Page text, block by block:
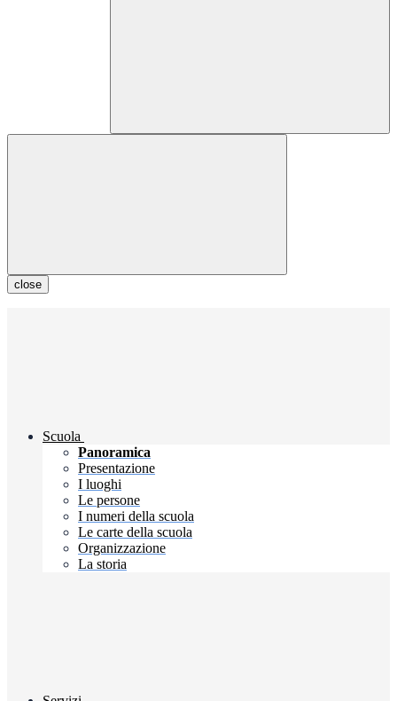
close
Scuola
Panoramica
Presentazione
I luoghi
Le persone
I numeri della scuola
Le carte della scuola
Organizzazione
La storia